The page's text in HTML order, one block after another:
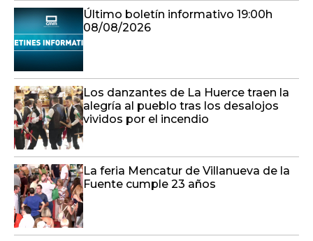
Último boletín informativo 19:00h
08/08/2026
Los danzantes de La Huerce traen la
alegría al pueblo tras los desalojos
vividos por el incendio
La feria Mencatur de Villanueva de la
Fuente cumple 23 años